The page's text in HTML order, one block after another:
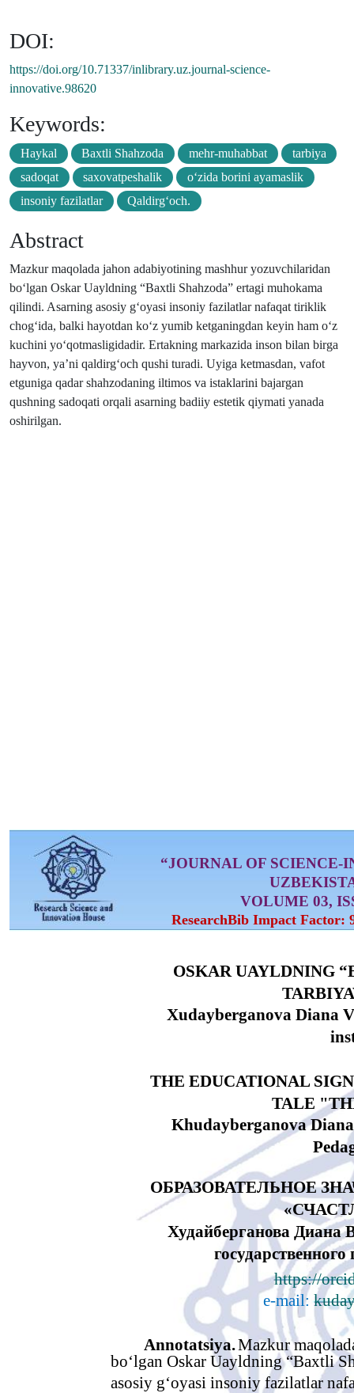
DOI:
https://doi.org/10.71337/inlibrary.uz.journal-science-
innovative.98620
Keywords:
Haykal Baxtli Shahzoda mehr-muhabbat
tarbiya
sadoqat
saxovatpeshalik
o‘zida borini ayamaslik
insoniy fazilatlar
Qaldirg‘och.
Abstract
Mazkur maqolada jahon adabiyotining mashhur yozuvchilaridan
bo‘lgan Oskar Uayldning “Baxtli Shahzoda” ertagi muhokama
qilindi. Asarning asosiy g‘oyasi insoniy fazilatlar nafaqat tiriklik
chog‘ida, balki hayotdan ko‘z yumib ketganingdan keyin ham o‘z
kuchini yo‘qotmasligidadir. Ertakning markazida inson bilan birga
hayvon, ya’ni qaldirg‘och qushi turadi. Uyiga ketmasdan, vafot
etguniga qadar shahzodaning iltimos va istaklarini bajargan
qushning sadoqati orqali asarning badiiy estetik qiymati yanada
oshirilgan.
“JOURNAL OF SCIENCE-
VOLUME 03,
ResearchBib Impact Factor:
OSKAR UAYLDNING
Xudayberganova Diana
THE EDUCATIONAL
TALE
Khudayberganova
ОБРАЗОВАТЕЛЬНОЕ
Худайберганова Диана
государственного
https://
e-mail:
Annotatsiya.Mazkur
bo‘lgan Oskar Uayldning “Baxtli
asosiy g‘oyasi insoniy fazilatlar